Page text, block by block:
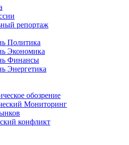
репортаж
Политика
Экономика
Финансы
Энергетика
обозрение
Мониторинг
конфликт